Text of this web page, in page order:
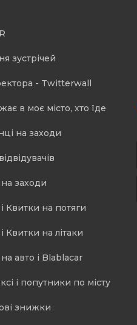
зустрічей
- Twitterwall
в моє місто, хто їде
на заходи
заходи
Квитки на потяги
Квитки на літаки
авто і Blablacar
і попутники по місту
знижки